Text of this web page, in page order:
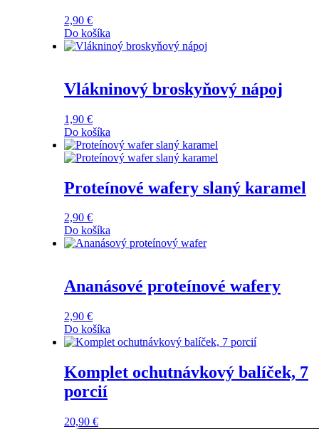
2,90 €
Do košíka
Vlákninový broskyňový nápoj
1,90 €
Do košíka
Proteínové wafery slaný karamel
2,90 €
Do košíka
Ananásové proteínové wafery
2,90 €
Do košíka
Komplet ochutnávkový balíček, 7
porcií
20,90 €